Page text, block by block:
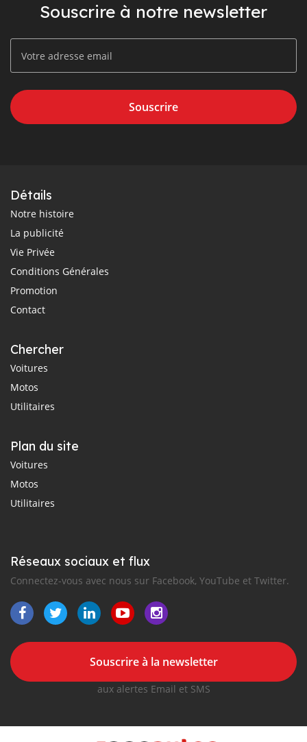
Souscrire à notre newsletter
Souscrire
Détails
Notre histoire
La publicité
Vie Privée
Conditions Générales
Promotion
Contact
Chercher
Voitures
Motos
Utilitaires
Plan du site
Voitures
Motos
Utilitaires
Réseaux sociaux et flux
Connectez-vous avec nous sur Facebook, YouTube et Twitter.
Souscrire à la newsletter
aux alertes Email et SMS